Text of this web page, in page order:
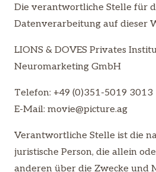
Die verantwortliche Stelle für
Datenverarbeitung auf dieser
LIONS & DOVES Privates
Neuromarketing GmbH
Telefon: +49 (0)351-5019 3013
E-Mail: movie@picture.ag
Verantwortliche Stelle ist die
juristische Person, die allein
anderen über die Zwecke und